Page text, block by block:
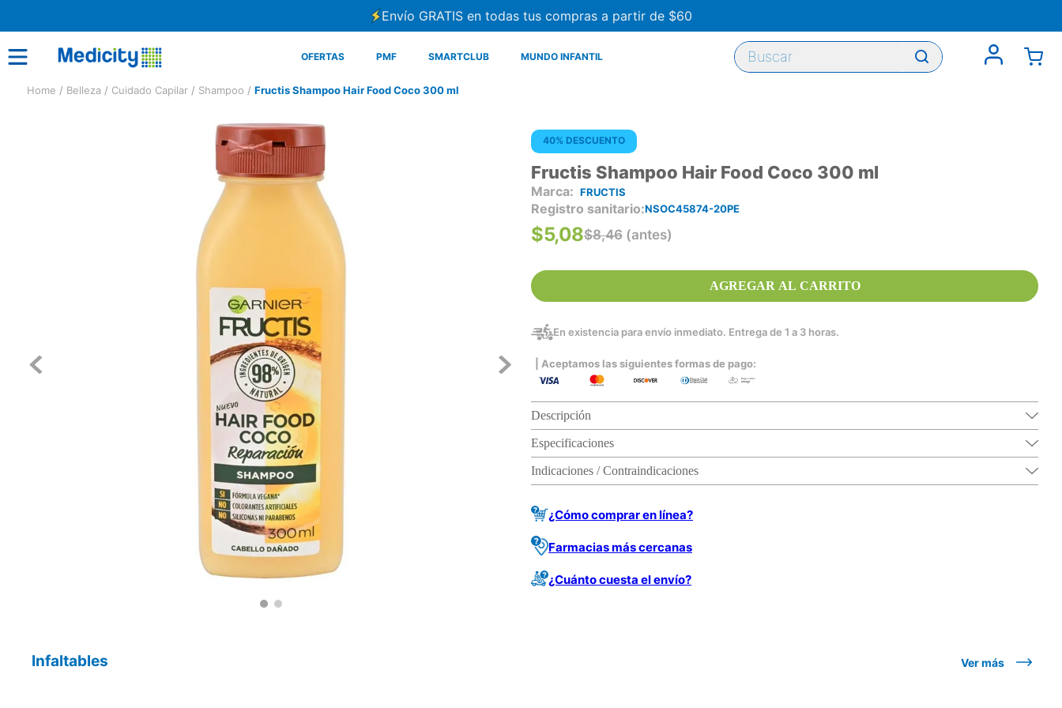
Envío GRATIS en todas tus compras a partir de $60
OFERTAS PMF SMARTCLUB MUNDO INFANTIL
Buscar
Belleza Cuidado Capilar Shampoo Fructis Shampoo Hair Food Coco 300 ml
40% DESCUENTO
Fructis Shampoo Hair Food Coco 300 ml
FRUCTIS
Registro sanitario NSOC45874-20PE
$8,46 (antes)
$5,08
AGREGAR AL CARRITO
En existencia para envío inmediato. Entrega de 1 a 3 horas.
| Aceptamos las siguientes formas de pago:
Descripción
Especificaciones
Indicaciones / Contraindicaciones
¿Cómo comprar en línea?
Farmacias más cercanas
¿Cuánto cuesta el envío?
Infaltables Ver más